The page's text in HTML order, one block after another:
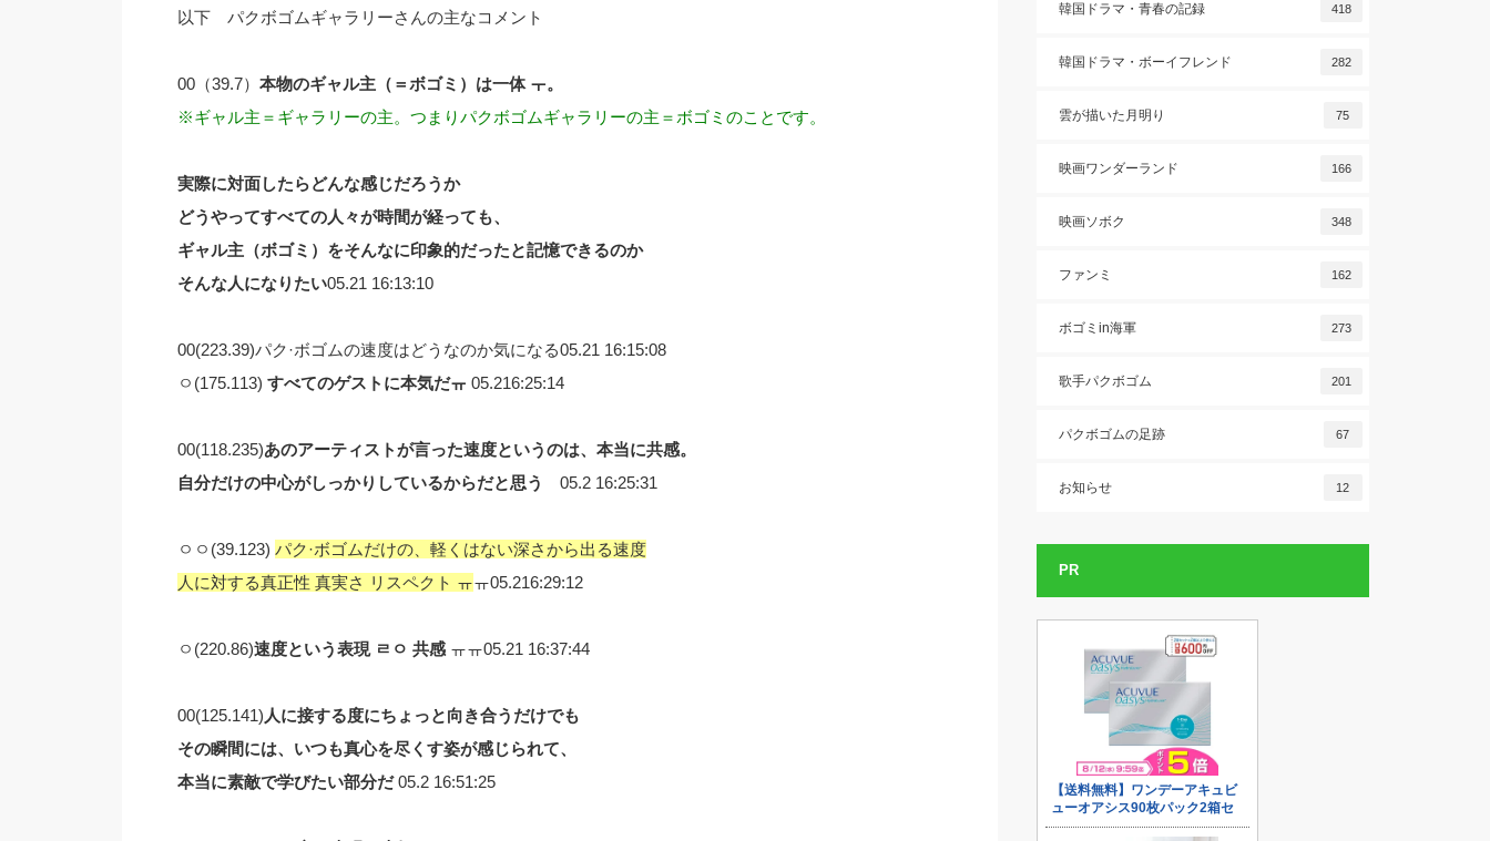
以下 パクボゴムギャラリーさんの主なコメント
00（39.7） 本物のギャル主（＝ボゴミ）は一体 ㅜ。
※ギャル主＝ギャラリーの主。つまりパクボゴムギャラリーの主＝ボゴミのことです。
実際に対面したらどんな感じだろうか
どうやってすべての人々が時間が経っても、
ギャル主（ボゴミ）をそんなに印象的だったと記憶できるのか
そんな人になりたい05.21 16:13:10
00(223.39)パク·ボゴムの速度はどうなのか気になる05.21 16:15:08
ㅇ(175.113) すべてのゲストに本気だㅠ 05.216:25:14
00(118.235)あのアーティストが言った速度というのは、本当に共感。
自分だけの中心がしっかりしているからだと思う
05.2 16:25:31
ㅇㅇ(39.123) パク·ボゴムだけの、軽くはない深さから出る速度
人に対する真正性 真実さ リスペクト ㅠㅠ05.216:29:12
ㅇ(220.86)速度という表現 ㄹㅇ 共感ㅠㅠ05.21 16:37:44
00(125.141) 人に接する度にちょっと向き合うだけでも
その瞬間には、いつも真心を尽くす姿が感じられて、
本当に素敵で学びたい部分だ05.2 16:51:25
韓国ドラマ・青春の記録 418
韓国ドラマ・ボーイフレンド 282
雲が描いた月明り 75
映画ワンダーランド 166
映画ソボク 348
ファンミ 162
ボゴミin海軍 273
歌手パクボゴム 201
パクボゴムの足跡 67
お知らせ 12
PR